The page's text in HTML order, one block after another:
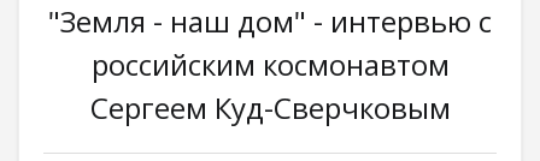
"Земля - наш дом" - интервью с
российским космонавтом
Сергеем Куд-Сверчковым